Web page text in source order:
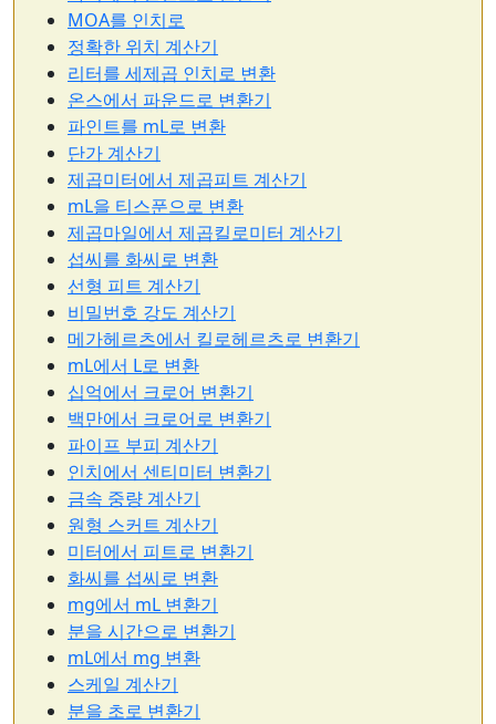
MOA를 인치로
정확한 위치 계산기
리터를 세제곱 인치로 변환
온스에서 파운드로 변환기
파인트를 mL로 변환
단가 계산기
제곱미터에서 제곱피트 계산기
mL을 티스푼으로 변환
제곱마일에서 제곱킬로미터 계산기
섭씨를 화씨로 변환
선형 피트 계산기
비밀번호 강도 계산기
메가헤르츠에서 킬로헤르츠로 변환기
mL에서 L로 변환
십억에서 크로어 변환기
백만에서 크로어로 변환기
파이프 부피 계산기
인치에서 센티미터 변환기
금속 중량 계산기
원형 스커트 계산기
미터에서 피트로 변환기
화씨를 섭씨로 변환
mg에서 mL 변환기
분을 시간으로 변환기
mL에서 mg 변환
스케일 계산기
분을 초로 변환기